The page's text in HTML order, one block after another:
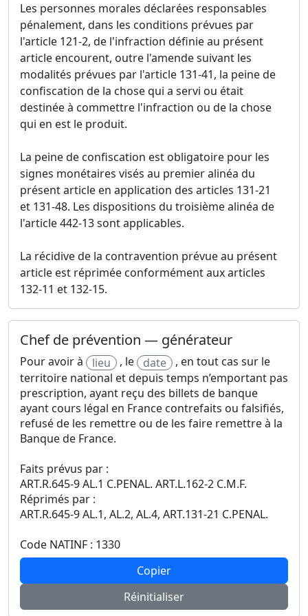
Les personnes morales déclarées responsables
pénalement, dans les conditions prévues par
l'article 121-2, de l'infraction définie au présent
article encourent, outre l'amende suivant les
modalités prévues par l'article 131-41, la peine de
confiscation de la chose qui a servi ou était
destinée à commettre l'infraction ou de la chose
qui en est le produit.
La peine de confiscation est obligatoire pour les
signes monétaires visés au premier alinéa du
présent article en application des articles 131-21
et 131-48. Les dispositions du troisième alinéa de
l'article 442-13 sont applicables.
La récidive de la contravention prévue au présent
article est réprimée conformément aux articles
132-11 et 132-15.
Chef de prévention — générateur
Pour avoir à lieu , le date
, en tout cas sur le
territoire national et depuis temps n’emportant pas
prescription, ayant reçu des billets de banque
ayant cours légal en France contrefaits ou falsifiés,
refusé de les remettre ou de les faire remettre à la
Banque de France.
Faits prévus par :
ART.R.645-9 AL.1 C.PENAL. ART.L.162-2 C.M.F.
Réprimés par :
ART.R.645-9 AL.1, AL.2, AL.4, ART.131-21 C.PENAL.
Code NATINF : 1330
Copier
Réinitialiser